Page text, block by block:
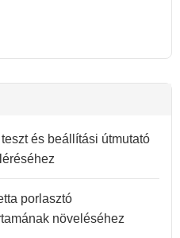
és beállítási útmutató
porlasztó
növeléséhez